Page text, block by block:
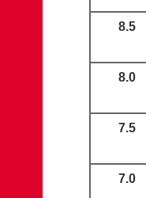
8.5
8.0
7.5
7.0